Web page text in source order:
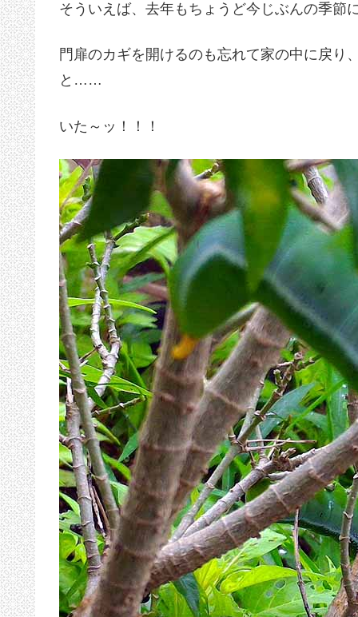
そういえば、去年もちょうど今じぶんの季節
門扉のカギを開けるのも忘れて家の中に戻り
と……
いた～ッ！！！